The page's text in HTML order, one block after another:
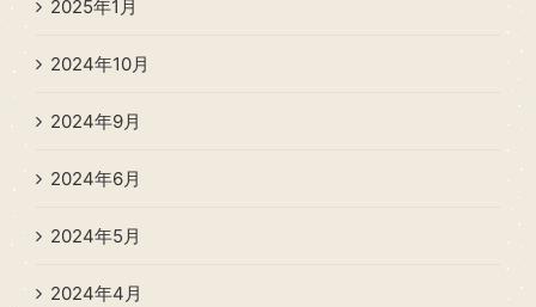
2025年1月
2024年10月
2024年9月
2024年6月
2024年5月
2024年4月